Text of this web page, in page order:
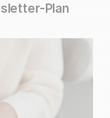
Plan